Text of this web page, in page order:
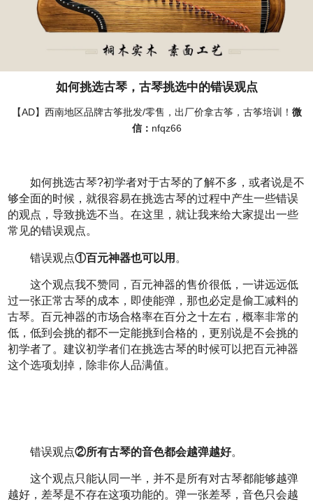
如何挑选古琴，古琴挑选中的错误观点
【AD】西南地区品牌古筝批发/零售，出厂价拿古筝，古筝培训！ 微
信： nfqz66
如何挑选古琴?初学者对于古琴的了解不多，或者说是不
够全面的时候，就很容易在挑选古琴的过程中产生一些错误
的观点，导致挑选不当。在这里，就让我来给大家提出一些
常见的错误观点。
错误观点①百元神器也可以用 。
这个观点我不赞同，百元神器的售价很低，一讲远远低
过一张正常古琴的成本，即使能弹，那也必定是偷工减料的
古琴。百元神器的市场合格率在百分之十左右，概率非常的
低，低到会挑的都不一定能挑到合格的，更别说是不会挑的
初学者了。建议初学者们在挑选古琴的时候可以把百元神器
这个选项划掉，除非你人品满值。
错误观点②所有古琴的音色都会越弹越好。
这个观点只能认同一半，并不是所有对古琴都能够越弹
越好，差琴是不存在这项功能的。弹一张差琴，音色只会越